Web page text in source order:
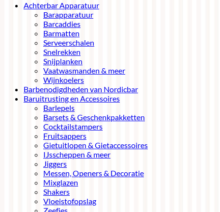
Achterbar Apparatuur
Barapparatuur
Barcaddies
Barmatten
Serveerschalen
Snelrekken
Snijplanken
Vaatwasmanden & meer
Wijnkoelers
Barbenodigdheden van Nordicbar
Baruitrusting en Accessoires
Barlepels
Barsets & Geschenkpakketten
Cocktailstampers
Fruitsappers
Gietuitlopen & Gietaccessoires
IJsscheppen & meer
Jiggers
Messen, Openers & Decoratie
Mixglazen
Shakers
Vloeistofopslag